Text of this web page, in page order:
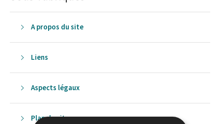
A propos du site
Liens
Aspects légaux
Plan du site